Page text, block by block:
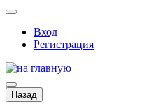
Вход
Регистрация
Назад